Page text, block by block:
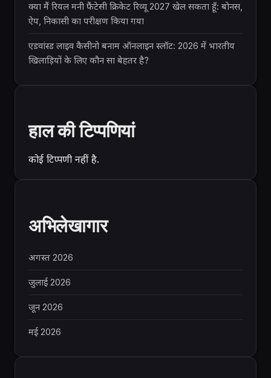
क्या मैं रियल मनी फैंटेसी क्रिकेट रिव्यू 2027 खेल सकता हूँ: बोनस,
ऐप, निकासी का परीक्षण किया गया
एडवांस्ड लाइव कैसीनो बनाम ऑनलाइन स्लॉट: 2026 में भारतीय
खिलाड़ियों के लिए कौन सा बेहतर है?
हाल की टिप्पणियां
कोई टिप्पणी नहीं है.
अभिलेखागार
अगस्त 2026
जुलाई 2026
जून 2026
मई 2026